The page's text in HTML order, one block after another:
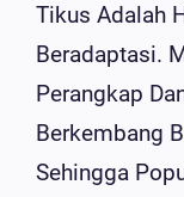
Tikus Adalah
Beradaptasi.
Perangkap
Berkembang
Sehingga